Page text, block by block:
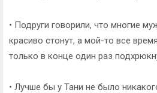
• Подруги говорили, что многие
красиво стонут, а мой-то все
только в конце один раз
• Лучше бы у Тани не было